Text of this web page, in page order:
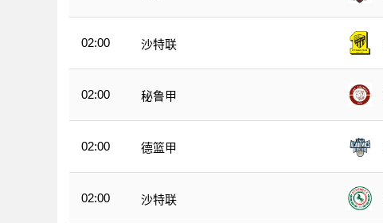
02:00 沙特联
02:00 秘鲁甲
02:00 德篮甲
02:00 沙特联